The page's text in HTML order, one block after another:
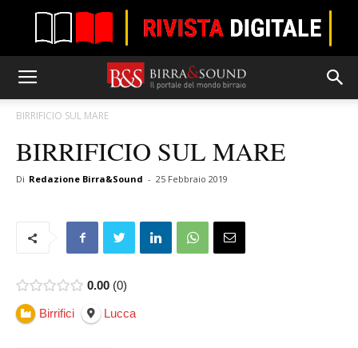
BIRRIFICIO SUL MARE
BIRRIFICIO SUL MARE
Di Redazione Birra&Sound - 25 Febbraio 2019
0.00 0
Birrifici Lucca